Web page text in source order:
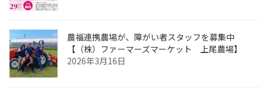
農福連携農場が、障がい者スタッフを募集中
【（株）ファーマーズマーケット 上尾農場】
2026年3月16日